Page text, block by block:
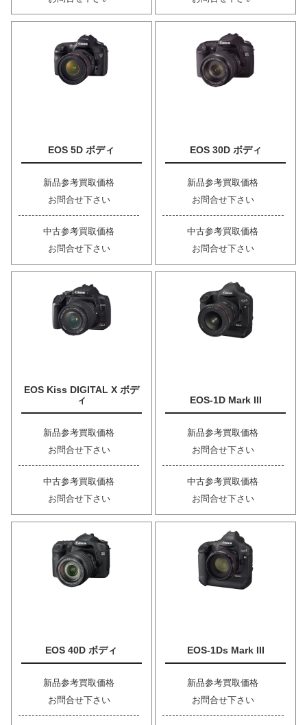
EOS 5D ボディ
新品参考買取価格
お問合せ下さい
中古参考買取価格
お問合せ下さい
EOS 30D ボディ
新品参考買取価格
お問合せ下さい
中古参考買取価格
お問合せ下さい
EOS Kiss DIGITAL X ボデ
ィ
新品参考買取価格
お問合せ下さい
中古参考買取価格
お問合せ下さい
EOS-1D Mark III
新品参考買取価格
お問合せ下さい
中古参考買取価格
お問合せ下さい
EOS 40D ボディ
新品参考買取価格
お問合せ下さい
EOS-1Ds Mark III
新品参考買取価格
お問合せ下さい